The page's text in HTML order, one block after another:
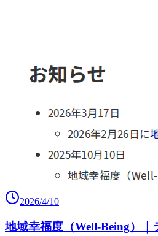
2026/4/10
地域幸福度（Well-Being）｜